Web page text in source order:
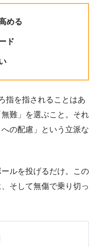
める
ド
指を指されることはあ
難」を選ぶこと。それ
の配慮」という立派な
ルを投げるだけ。この
そして無傷で乗り切っ